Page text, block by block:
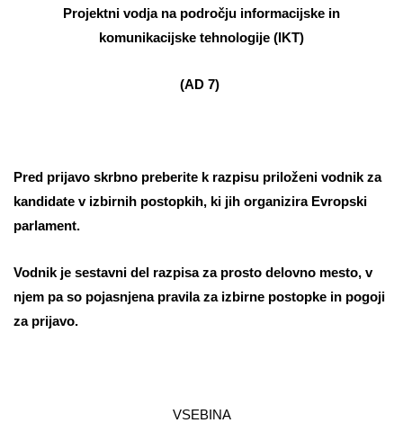
Projektni vodja na področju informacijske in
komunikacijske tehnologije (IKT)
(AD 7)
Pred prijavo skrbno preberite k razpisu priloženi vodnik za
kandidate v izbirnih postopkih, ki jih organizira Evropski
parlament.
Vodnik je sestavni del razpisa za prosto delovno mesto, v
njem pa so pojasnjena pravila za izbirne postopke in pogoji
za prijavo.
VSEBINA